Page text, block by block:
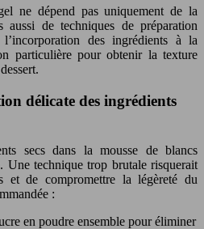
ne dépend pas uniquement de la
aussi de techniques de préparation
des ingrédients à la
particulière pour obtenir la texture
délicate des ingrédients
secs dans la mousse de blancs
Une technique trop brutale risquerait
et de compromettre la légèreté du
:
en poudre ensemble pour éliminer